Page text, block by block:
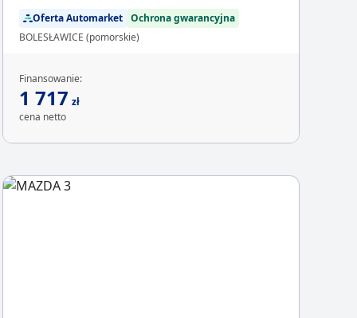
Oferta Automarket
Ochrona gwarancyjna
BOLESŁAWICE (pomorskie)
Finansowanie:
1 717 zł
cena netto